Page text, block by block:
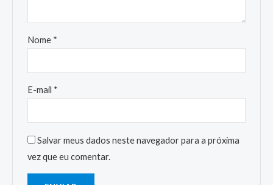
Nome *
E-mail *
Salvar meus dados neste navegador para a próxima
vez que eu comentar.